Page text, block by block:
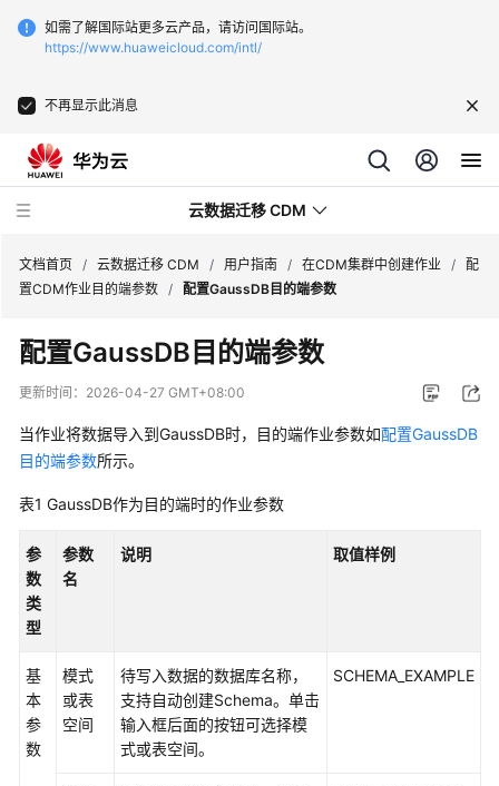
如需了解国际站更多云产品，请访问国际站。
https://www.huaweicloud.com/intl/
不再显示此消息
云数据迁移 CDM
最
新
动
服
公
产
品
介
快
速
入
文档首页 / 云数据迁移 CDM / 用户指南 / 在CDM集群中创建作业 /
配
置CDM作业目的端参数 / 配置GaussDB目的端参数
配置GaussDB目的端参数
更新时间： 2026-04-27 GMT+08:00
当作业将数据导入到GaussDB时，目的端作业参数如配置GaussDB
目的端参数所示。
表1 GaussDB作为目的端时的作业参数
参
数
类
型
参数
名
说明 取值样例
基
本
参
数
模式
或表
空间
待写入数据的数据库名称，
支持自动创建Schema。单击
输入框后面的按钮可选择模
式或表空间。
SCHEMA_EXAMPLE